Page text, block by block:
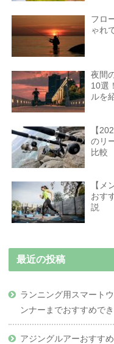
フロ
ゃれ
夜間
10選
ルを
【
のリ
比較
【
おす
説
最近の投稿
ランニング用スマート
ンナーまでおすすめで
アジングルアーおすす